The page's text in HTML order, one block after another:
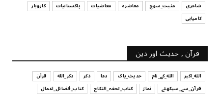
شاعری
مثبت_سوچ معاشرہ معاشیات پاکستانیات
کاروبار
کامیابی
قرآن , حدیث اور دین
الله_اکبر الله_کے_نام حدیث_پاک دعا ذکر ذکر_الله
قرآن
قرآن_سے_سیکھئے
نماز کتاب_تحفہ_النکاح کتاب_فضائل_اعمال